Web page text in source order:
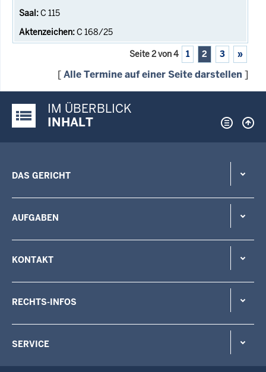
C 115
C 168/25
Seite 2 von 4 1 2 3 »
[Alle Termine auf einer Seite darstellen ]
Justiz-Portal im Überblick:
IM ÜBERBLICK
INHALT
DAS GERICHT
AUFGABEN
KONTAKT
RECHTS-INFOS
SERVICE